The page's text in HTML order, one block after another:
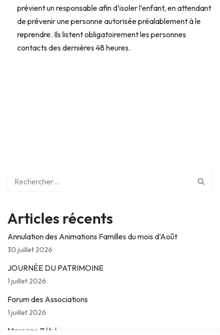
prévient un responsable afin d’isoler l’enfant, en attendant
de prévenir une personne autorisée préalablement à le
reprendre. Ils listent obligatoirement les personnes
contacts des dernières 48 heures.
Articles récents
Annulation des Animations Familles du mois d’Août
30 juillet 2026
JOURNÉE DU PATRIMOINE
1 juillet 2026
Forum des Associations
1 juillet 2026
Massage Bébé